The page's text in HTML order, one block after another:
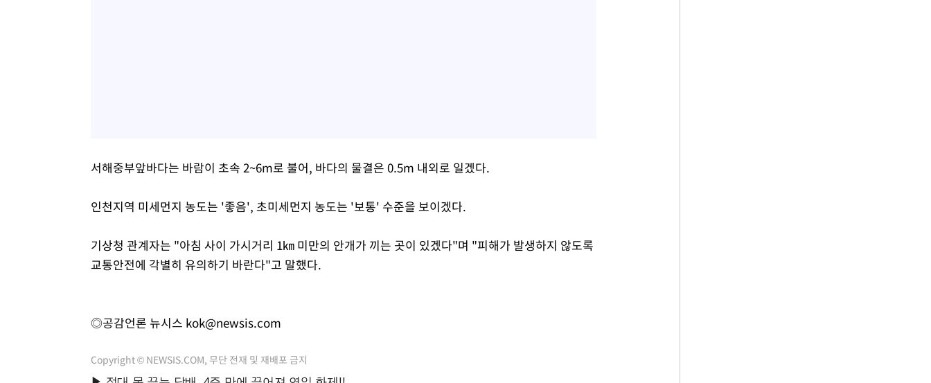
서해중부앞바다는 바람이 초속 2~6m로 불어, 바다의 물결은 0.5m 내외로 일겠다.
인천지역 미세먼지 농도는 '좋음', 초미세먼지 농도는 '보통' 수준을 보이겠다.
기상청 관계자는 "아침 사이 가시거리 1㎞ 미만의 안개가 끼는 곳이 있겠다"며 "피해가 발생하지 않도록
교통안전에 각별히 유의하기 바란다"고 말했다.
◎공감언론 뉴시스 kok@newsis.com
Copyright © NEWSIS.COM, 무단 전재 및 재배포 금지